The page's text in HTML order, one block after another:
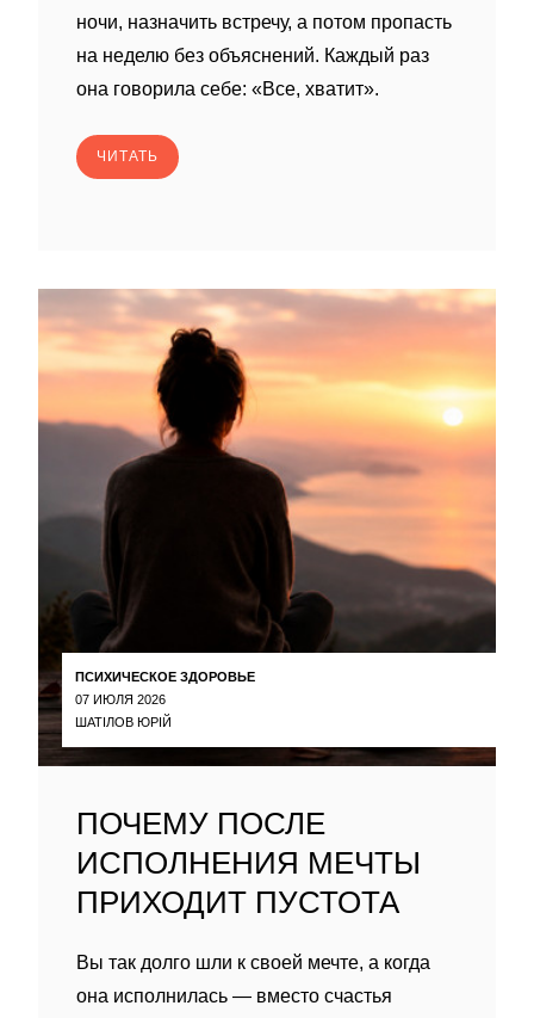
ночи, назначить встречу, а потом пропасть
на неделю без объяснений. Каждый раз
она говорила себе: «Все, хватит».
ЧИТАТЬ
ПСИХИЧЕСКОЕ ЗДОРОВЬЕ
07 ИЮЛЯ 2026
ШАТІЛОВ ЮРІЙ
ПОЧЕМУ ПОСЛЕ
ИСПОЛНЕНИЯ МЕЧТЫ
ПРИХОДИТ ПУСТОТА
Вы так долго шли к своей мечте, а когда
она исполнилась — вместо счастья